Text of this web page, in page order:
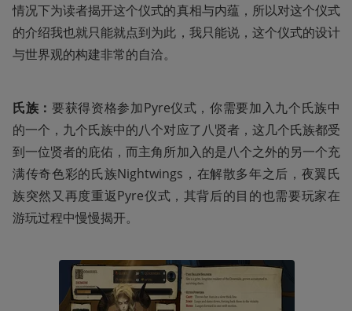
情况下为读者揭开这个仪式的真相与内蕴，所以对这个仪式
的介绍我也就只能就点到为此，我只能说，这个仪式的设计
与世界观的构建非常的自洽。
氏族： 要获得资格参加Pyre仪式，你需要加入九个氏族中
的一个，九个氏族中的八个对应了八贤者，这几个氏族都受
到一位贤者的庇佑，而主角所加入的是八个之外的另一个充
满传奇色彩的氏族Nightwings，在解散多年之后，夜翼氏
族突然又再度重返Pyre仪式，其背后的目的也需要玩家在
游玩过程中慢慢揭开。